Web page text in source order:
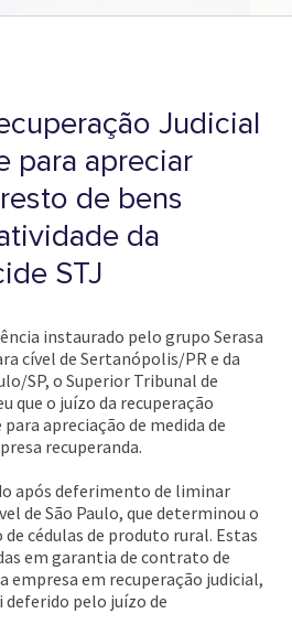
Judicial
para apreciar
de bens
da
STJ
instaurado pelo grupo Serasa
cível de Sertanópolis/PR e da
SP, o Superior Tribunal de
que o juízo da recuperação
apreciação de medida de
recuperanda.
após deferimento de liminar
de São Paulo, que determinou o
cédulas de produto rural. Estas
em garantia de contrato de
empresa em recuperação judicial,
pelo juízo de